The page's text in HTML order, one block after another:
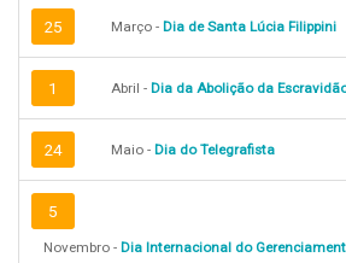
25 Março - Dia de Santa Lúcia Filippini
1 Abril - Dia da Abolição da
24 Maio - Dia do Telegrafista
5
Novembro - Dia Internacional do